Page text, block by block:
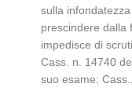
sulla
prescindere dalla
impedisce di
Cass. n. 14740
suo esame: